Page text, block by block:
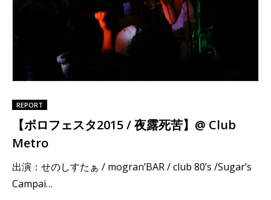
REPORT
【ボロフェスタ2015 / 夜露死苦】@ Club
Metro
出演：せのしすたぁ / mogran’BAR / club 80’s /Sugar’s
Campai…